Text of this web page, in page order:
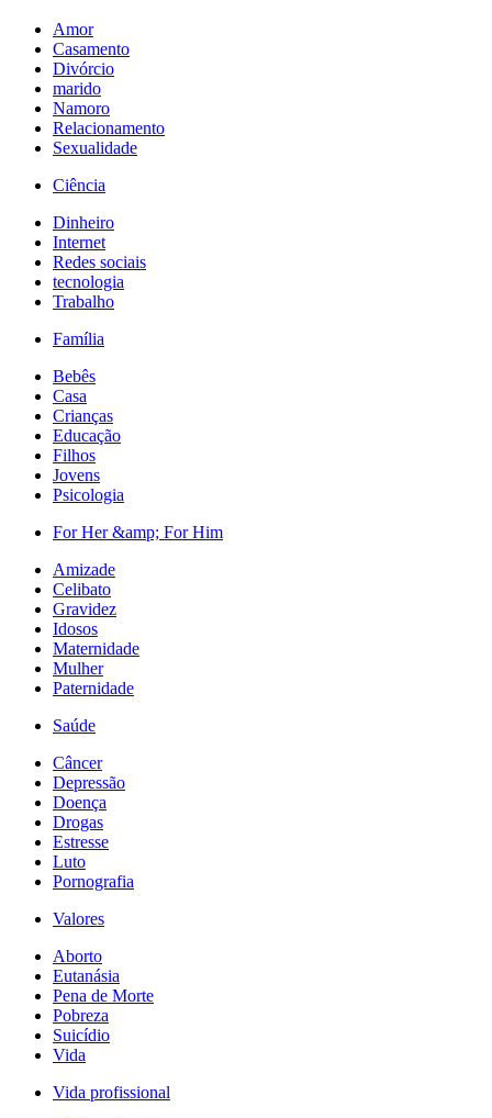
Amor
Casamento
Divórcio
marido
Namoro
Relacionamento
Sexualidade
Ciência
Dinheiro
Internet
Redes sociais
tecnologia
Trabalho
Família
Bebês
Casa
Crianças
Educação
Filhos
Jovens
Psicologia
For Her &amp; For Him
Amizade
Celibato
Gravidez
Idosos
Maternidade
Mulher
Paternidade
Saúde
Câncer
Depressão
Doença
Drogas
Estresse
Luto
Pornografia
Valores
Aborto
Eutanásia
Pena de Morte
Pobreza
Suicídio
Vida
Vida profissional